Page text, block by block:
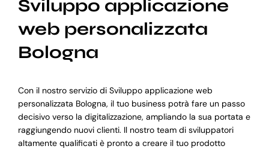
Sviluppo applicazione
web personalizzata
Bologna
Con il nostro servizio di Sviluppo applicazione web
personalizzata Bologna, il tuo business potrà fare un passo
decisivo verso la digitalizzazione, ampliando la sua portata e
raggiungendo nuovi clienti. Il nostro team di sviluppatori
altamente qualificati è pronto a creare il tuo prodotto